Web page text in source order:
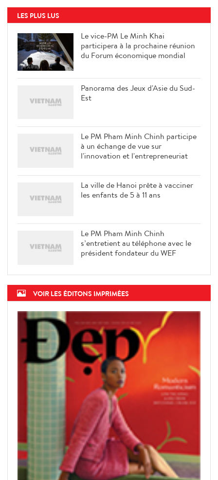
LES PLUS LUS
Le vice-PM Le Minh Khai
participera à la prochaine réunion
du Forum économique mondial
Panorama des Jeux d'Asie du Sud-
Est
Le PM Pham Minh Chinh participe
à un échange de vue sur
l'innovation et l'entrepreneuriat
La ville de Hanoi prête à vacciner
les enfants de 5 à 11 ans
Le PM Pham Minh Chinh
s’entretient au téléphone avec le
président fondateur du WEF
VOIR LES ÉDITONS IMPRIMÉES